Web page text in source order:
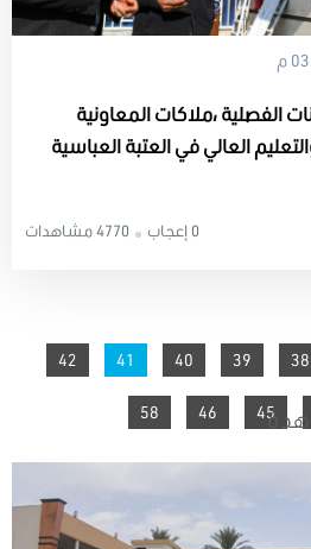
الفصلية ،ملاكات المعاونية
العالي في العتبة العباسية
4770 مشاهدات 0 إعجاب
38
39
40
You're on page
41
42
45
46
58